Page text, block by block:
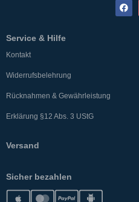
Service & Hilfe
Kontakt
Widerrufsbelehrung
Rücknahmen & Gewährleistung
Erklärung §12 Abs. 3 UStG
Versand
Sicher bezahlen